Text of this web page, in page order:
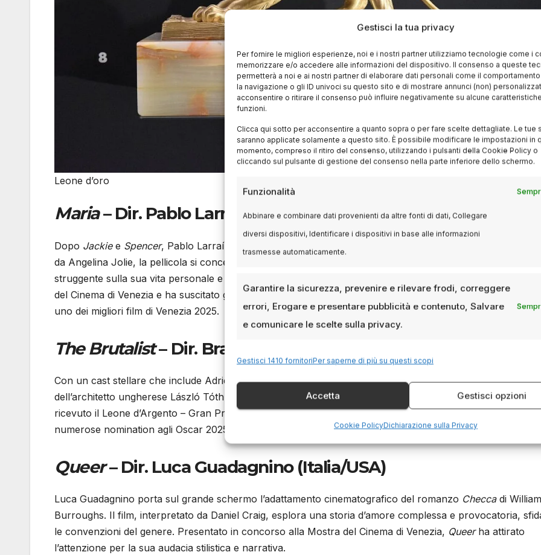
Gestisci la tua privacy
Per fornire le migliori esperienze, noi e i nostri partner utilizziamo tecnologie come i
memorizzare e/o accedere alle informazioni del dispositivo. Il consenso a queste
permetterà a noi e ai nostri partner di elaborare dati personali come il
la navigazione o gli ID univoci su questo sito e di mostrare annunci (non)
acconsentire o ritirare il consenso può influire negativamente su alcune
funzioni.
Clicca qui sotto per acconsentire a quanto sopra o per fare scelte dettagliate. Le tue
saranno applicate solamente a questo sito. È possibile modificare le impostazioni in
momento, compreso il ritiro del consenso, utilizzando i pulsanti della Cookie Policy o
cliccando sul pulsante di gestione del consenso nella parte inferiore dello schermo.
Funzionalità
Abbinare e combinare dati provenienti da altre fonti di dati, Collegare
diversi dispositivi, Identificare i dispositivi in base alle informazioni
trasmesse automaticamente.
Garantire la sicurezza, prevenire e rilevare frodi, correggere
errori, Erogare e presentare pubblicità e contenuto, Salvare
e comunicare le scelte sulla privacy.
Gestisci 1410 fornitoriPer saperne di più su questi scopi
Accetta Gestisci opzioni
Cookie PolicyDichiarazione sulla Privacy
Leone d’oro
Maria– Dir. Pablo Larraín (Cile/USA)
Dopo Jackiee Spencer, Pablo Larraín torna a esplorare la vita di una figura iconica: Maria Callas.
da Angelina Jolie, la pellicola si concentra sugli ultimi anni della soprano, offrendo uno sguardo intimo e
struggente sulla sua vita personale e professionale. Il film è stato presentato in anteprima mondiale alla
del Cinema di Venezia e ha suscitato grande interesse per la sua interpretazione e regia è perciò
uno dei migliori film di Venezia 2025.
The Brutalist– Dir. Brady Corbet (USA)
Con un cast stellare che include Adrien Brody, Guy Pearce e Felicity Jones,The Brutalistracconta la
dell’architetto ungherese László Tóth, esplorando temi come l’immigrazione, l’amore e l’ambizione. Il film
ricevuto il Leone d’Argento – Gran Premio della Giuria alla Mostra del Cinema di Venezia e ha ottenuto
numerose nomination agli Oscar 2025.
Queer– Dir. Luca Guadagnino (Italia/USA)
Luca Guadagnino porta sul grande schermo l’adattamento cinematografico del romanzo Checcadi
Burroughs. Il film, interpretato da Daniel Craig, esplora una storia d’amore complessa e provocatoria,
le convenzioni del genere. Presentato in concorso alla Mostra del Cinema di Venezia, Queerha attirato
l’attenzione per la sua audacia stilistica e narrativa.